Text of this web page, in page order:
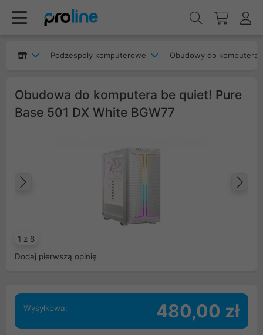
Podzespoły komputerowe Obudowy do komputera
Obudowa do komputera be quiet! Pure
Base 501 DX White BGW77
1 z 8
Dodaj pierwszą opinię
Wysyłkowa: 480,00 zł